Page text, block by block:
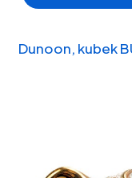
Dunoon, kubek